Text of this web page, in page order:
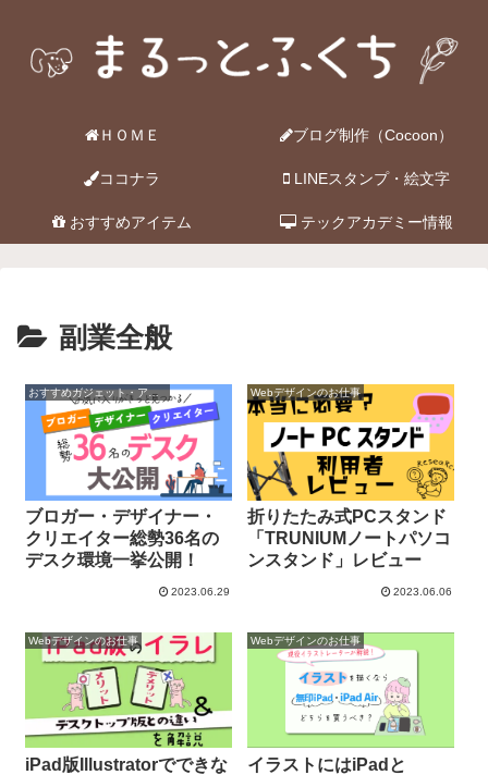
ＨＯＭＥ ブログ制作（Cocoon）
ココナラ LINEスタンプ・絵文字
おすすめアイテム テックアカデミー情報
副業全般
おすすめガジェット・アイテム
ブロガー・デザイナー・
クリエイター総勢36名の
デスク環境一挙公開！
2023.06.29
Webデザインのお仕事
折りたたみ式PCスタンド
「TRUNIUMノートパソコ
ンスタンド」レビュー
2023.06.06
Webデザインのお仕事
iPad版Illustratorでできな
Webデザインのお仕事
イラストにはiPadと